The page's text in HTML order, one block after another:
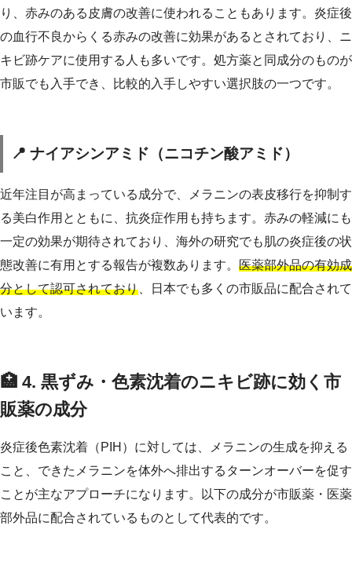
り、赤みのある皮膚の改善に使われることもあります。炎症後
の血行不良からくる赤みの改善に効果があるとされており、ニ
キビ跡ケアに使用する人も多いです。処方薬と同成分のものが
市販でも入手でき、比較的入手しやすい選択肢の一つです。
📍 ナイアシンアミド（ニコチン酸アミド）
近年注目が高まっている成分で、メラニンの表皮移行を抑制す
る美白作用とともに、抗炎症作用も持ちます。赤みの軽減にも
一定の効果が期待されており、海外の研究でも肌の炎症後の状
態改善に有用とする報告が複数あります。 医薬部外品の有効成
分として認可されており 、日本でも多くの市販品に配合されて
います。
🏥 4. 黒ずみ・色素沈着のニキビ跡に効く市
販薬の成分
炎症後色素沈着（PIH）に対しては、メラニンの生成を抑える
こと、できたメラニンを体外へ排出するターンオーバーを促す
ことが主なアプローチになります。以下の成分が市販薬・医薬
部外品に配合されているものとして代表的です。